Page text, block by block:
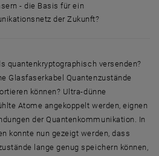
- die Basis für ein
der Zukunft?
quantenkryptographisch versenden?
Glasfaserkabel Quantenzustände
können? Ultra-dünne
Atome angekoppelt werden, eignen
der Quantenkommunikation. In
konnte nun gezeigt werden, dass
lange genug speichern können,